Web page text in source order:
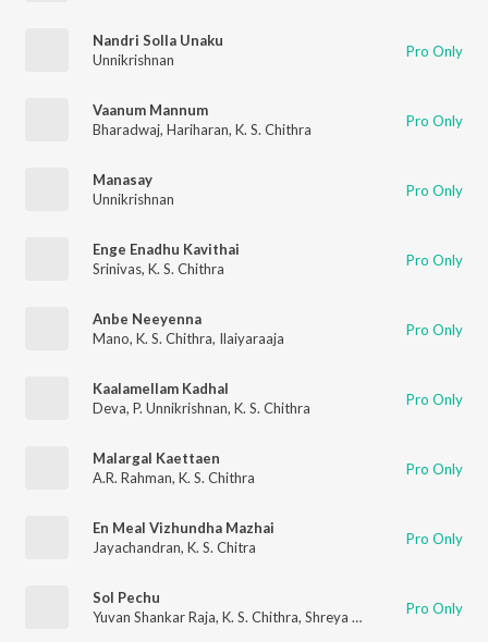
Nandri Solla Unaku
Unnikrishnan
Pro Only
Vaanum Mannum
Bharadwaj, Hariharan, K. S. Chithra Pro Only
Manasay
Unnikrishnan
Pro Only
Enge Enadhu Kavithai
Srinivas, K. S. Chithra Pro Only
Anbe Neeyenna
Mano, K. S. Chithra, Ilaiyaraaja Pro Only
Kaalamellam Kadhal
Deva, P. Unnikrishnan, K. S. Chithra Pro Only
Malargal Kaettaen
A.R. Rahman, K. S. Chithra Pro Only
En Meal Vizhundha Mazhai
Jayachandran, K. S. Chitra Pro Only
Sol Pechu
Yuvan Shankar Raja, K. S. Chithra, Shreya Ghoshal Pro Only